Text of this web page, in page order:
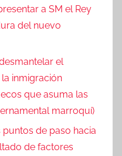
a SM el Rey
del nuevo
el
inmigración
que asuma las
marroquí)
de paso hacia
de factores